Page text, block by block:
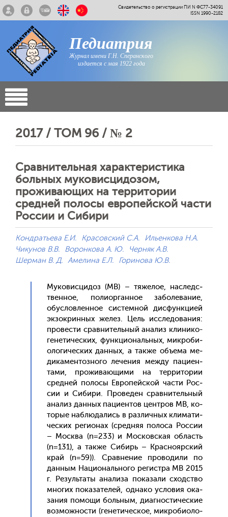
Свидетельство о регистрации ПИ N ФС77-34091
ISSN 1990-2182
Педиатрия
Журнал имени Г.Н. Сперанского
издается с мая 1922 года
2017 / ТОМ 96 / № 2
Сравнительная характеристика
больных муковисцидозом,
проживающих на территории
средней полосы европейской части
России и Cибири
Кондратьева Е.И. Красовский С.А.
Ильенкова Н.А.
Чикунов В.В.
Воронкова А. Ю.
Черняк А.В.
Шерман В. Д. Амелина Е.Л. Горинова Ю.В.
Му­ковис­ци­доз (МВ) – тя­желое, нас­ледс­
твен­ное, по­ли­ор­ганное за­боле­вание,
обус­ловлен­ное сис­темной дис­фун­кци­ей
эк­зокрин­ных же­лез. Цель ис­сле­дова­ния:
про­вес­ти срав­ни­тель­ный ана­лиз кли­нико-
ге­нети­чес­ких, фун­кци­ональ­ных, мик­ро­би­
оло­гичес­ких дан­ных, а так­же объ­ема ме­
дика­мен­тозно­го ле­чения меж­ду па­ци­ен­
та­ми, про­жива­ющи­ми на тер­ри­тории
сред­ней по­лосы Ев­ро­пей­ской час­ти Рос­
сии и Си­бири. Про­веден срав­ни­тель­ный
ана­лиз дан­ных па­ци­ен­тов цен­тров МВ, ко­
торые наб­лю­дались в раз­личных кли­мати­
чес­ких ре­ги­онах (сред­няя по­лоса Рос­сии
– Мос­ква (n=233) и Мос­ков­ская об­ласть
(n=131), а так­же Си­бирь – Крас­но­яр­ский
край (n=59)). Срав­не­ние про­води­ли по
дан­ным На­ци­ональ­но­го ре­гис­тра МВ 2015
г. Ре­зуль­та­ты ана­лиза по­каза­ли сходс­тво
мно­гих по­каза­телей, од­на­ко ус­ло­вия ока­
зания по­мощи боль­ным, ди­аг­ности­чес­кие
воз­можнос­ти (ге­нети­чес­кое, мик­ро­би­оло­